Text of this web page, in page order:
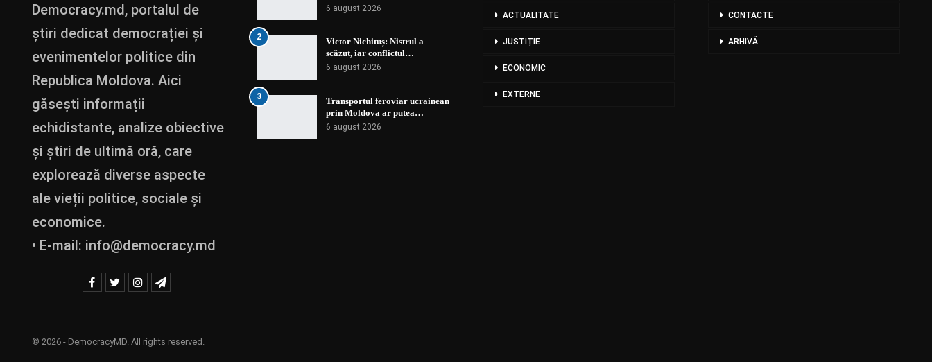
Democracy.md, portalul de
știri dedicat democrației și
evenimentelor politice din
Republica Moldova. Aici
găsești informații
echidistante, analize obiective
și știri de ultimă oră, care
explorează diverse aspecte
ale vieții politice, sociale și
economice.
• E-mail: info@democracy.md
6 august 2026
2
Victor Nichituș: Nistrul a
scăzut, iar conflictul…
6 august 2026
3
Transportul feroviar ucrainean
prin Moldova ar putea…
6 august 2026
ACTUALITATE
JUSTIȚIE
ECONOMIC
EXTERNE
CONTACTE
ARHIVĂ
© 2026 - DemocracyMD. All rights reserved.